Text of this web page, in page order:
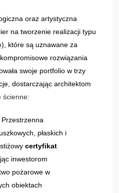
oraz artystyczna
na tworzenie realizacji typu
które są uznawane za
rozwiązania
swoje portfolio w trzy
dostarczając architektom
ścienne:
Przestrzenna
płaskich i
certyfikat
inwestorom
pożarowe w
obiektach